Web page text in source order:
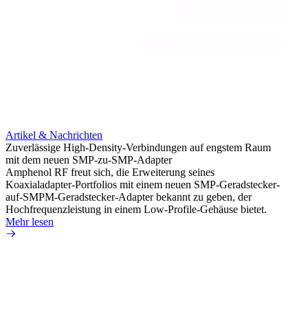
Artikel & Nachrichten
Zuverlässige High-Density-Verbindungen auf engstem Raum
mit dem neuen SMP-zu-SMP-Adapter
Amphenol RF freut sich, die Erweiterung seines
Koaxialadapter-Portfolios mit einem neuen SMP-Geradstecker-
auf-SMPM-Geradstecker-Adapter bekannt zu geben, der
Hochfrequenzleistung in einem Low-Profile-Gehäuse bietet.
Mehr lesen